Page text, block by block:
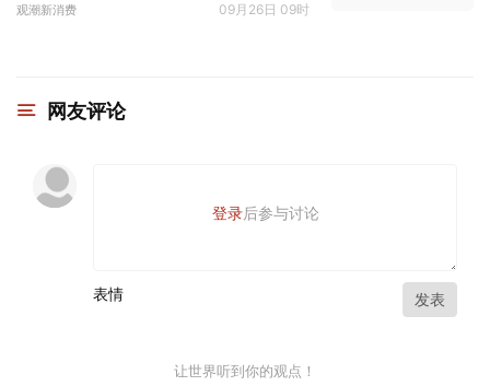
观潮新消费 09月26日 09时
网友评论
登录后参与讨论
表情 发表
让世界听到你的观点！